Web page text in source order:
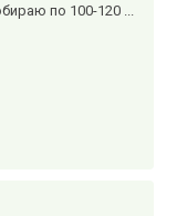
по 100-120 ...